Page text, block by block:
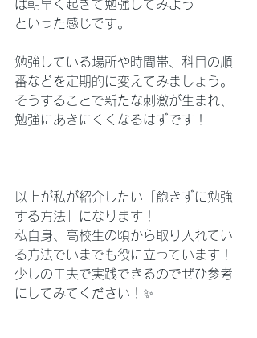
は朝早く起きて勉強してみよう」
といった感じです。
勉強している場所や時間帯、科目の順
番などを定期的に変えてみましょう。
そうすることで新たな刺激が生まれ、
勉強にあきにくくなるはずです！
以上が私が紹介したい「飽きずに勉強
する方法」になります！
私自身、高校生の頃から取り入れてい
る方法でいまでも役に立っています！
少しの工夫で実践できるのでぜひ参考
にしてみてください！✨